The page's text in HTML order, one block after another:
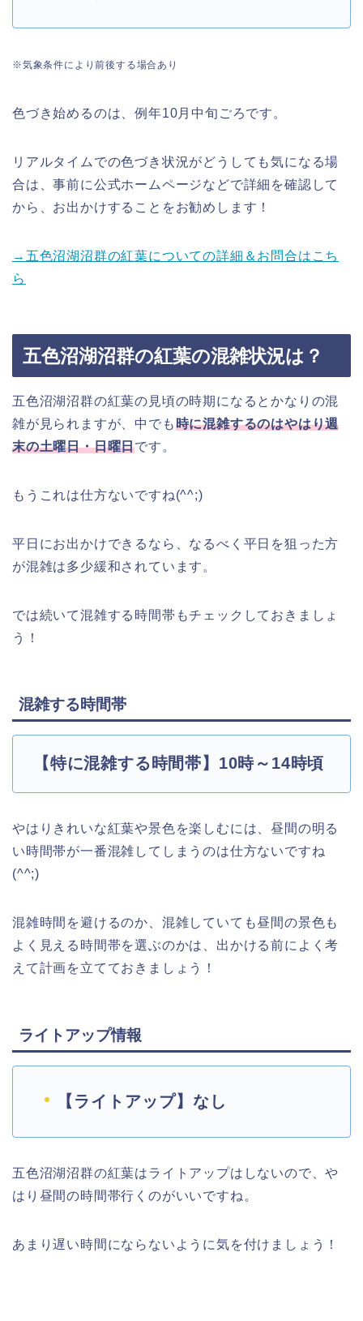
※気象条件により前後する場合あり
色づき始めるのは、例年10月中旬ごろです。
リアルタイムでの色づき状況がどうしても気になる場
合は、事前に公式ホームページなどで詳細を確認して
から、お出かけすることをお勧めし ます！
→五色沼湖沼群の紅葉についての詳細＆お問合はこち
ら
五色沼湖沼群の紅葉の混雑状況は？
五色沼湖沼群の紅葉の見頃の時期になるとかなりの混
雑が見られますが、中でも時に混雑するのはやはり週
末の土曜日・日曜日です。
もうこれは仕方ないですね(^^;)
平日にお出かけできるなら、なるべく平日を狙った方
が混雑は多少緩和されています。
では続いて混雑する時間帯もチェックしておきましょ
う！
混雑する時間帯
【特に混雑する時間帯】10時～14時頃
やはりきれいな紅葉や景色を楽しむには、昼間の明る
い時間帯が一番混雑してしまうのは仕方ないですね
(^^;)
混雑時間を避けるのか、混雑していても昼間の景色も
よく見える時間帯を選ぶのかは、出かける前によく考
えて計画を立てておきましょう！
ライトアップ情報
【ライトアップ】なし
五色沼湖沼群の紅葉はライトアップはしないので、や
はり昼間の時間帯行くのがいいですね。
あまり遅い時間にならないように気を付けましょう！